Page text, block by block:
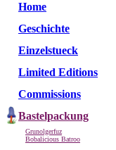
Home
Geschichte
Einzelstueck
Limited Editions
Commissions
Bastelpackung
Grunolgerfuz
Bobalicious Batroo